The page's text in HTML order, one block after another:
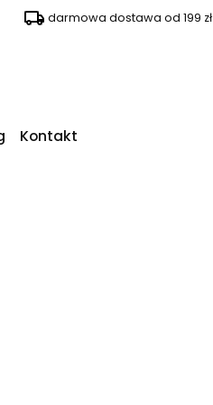
darmowa dostawa od 199 zł
Kontakt